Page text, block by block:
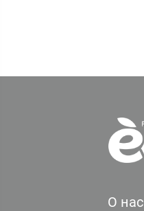
О нас